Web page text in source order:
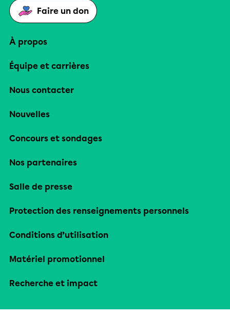
Faire un don
À propos
Équipe et carrières
Nous contacter
Nouvelles
Concours et sondages
Nos partenaires
Salle de presse
Protection des renseignements personnels
Conditions d’utilisation
Matériel promotionnel
Recherche et impact